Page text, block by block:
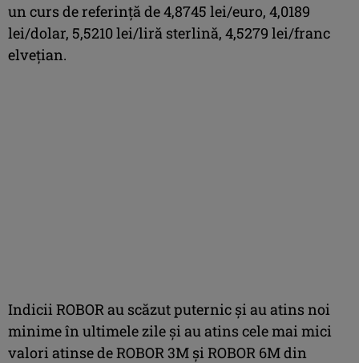
un curs de referinţă de 4,8745 lei/euro, 4,0189
lei/dolar, 5,5210 lei/liră sterlină, 4,5279 lei/franc
elveţian.
Indicii ROBOR au scăzut puternic şi au atins noi
minime în ultimele zile şi au atins cele mai mici
valori atinse de ROBOR 3M şi ROBOR 6M din